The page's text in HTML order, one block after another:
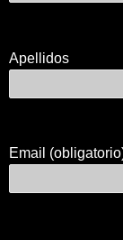
Apellidos
Email